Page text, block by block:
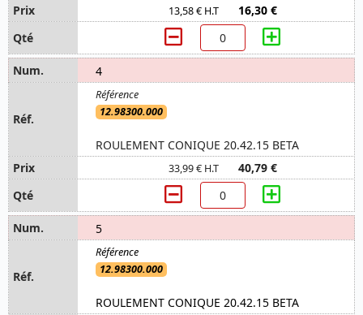
13,58 € H.T 16,30 €
4
12.98300.000
ROULEMENT CONIQUE 20.42.15 BETA
33,99 € H.T 40,79 €
5
12.98300.000
ROULEMENT CONIQUE 20.42.15 BETA